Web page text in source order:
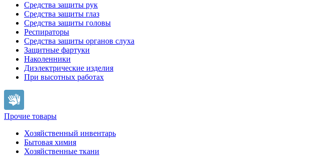
Средства защиты рук
Средства защиты глаз
Средства защиты головы
Респираторы
Средства защиты органов слуха
Защитные фартуки
Наколенники
Диэлектрические изделия
При высотных работах
Прочие товары
Хозяйственный инвентарь
Бытовая химия
Хозяйственные ткани